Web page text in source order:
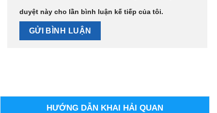
duyệt này cho lần bình luận kế tiếp của tôi.
HƯỚNG DẪN KHAI HẢI QUAN